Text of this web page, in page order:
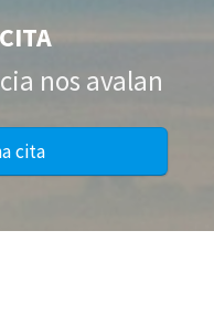
nos avalan
cita